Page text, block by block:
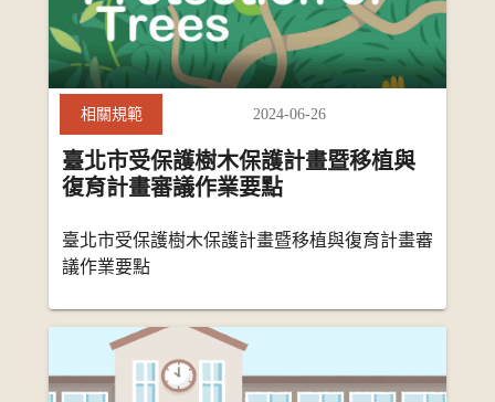
相關規範 2024-06-26
臺北市受保護樹木保護計畫暨移植與
復育計畫審議作業要點
臺北市受保護樹木保護計畫暨移植與復育計畫審
議作業要點